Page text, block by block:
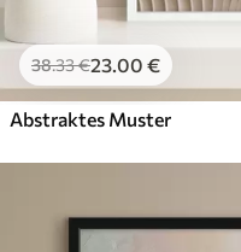
38.33€23.00 €
Abstraktes Muster